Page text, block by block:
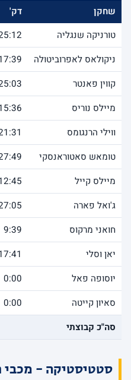
שחקן דק'
טורניקה שנגליה
ניקולאס לאפרוביטולה
קווין פאנטר
מיילס נוריס
ווילי הרנגומס
טומאש סאטוראנסקי
מיילס קייל
ג'ואל פארה
חואני מרקוס
9:39
יאן וסלי
יוסופה פאל
0:00
סאיון קייטה
0:00
סה"כ קבוצתי
סטטיסטיקה - מכבי